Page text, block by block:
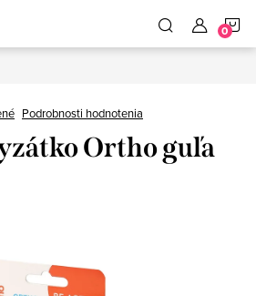
Podrobnosti hodnotenia
Ortho guľa